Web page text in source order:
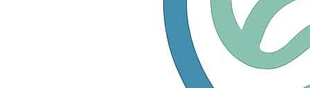
zijn van toepassing op elke bestelling die geplaatst
wordt door een bezoeker van deze e-commerce website
(‘Klant’).Deze Algemene Voorwaarden (‘Voorwaarden’)
zijn van toepassing op elke bestelling die geplaatst
wordt door een bezoeker van deze e-commerce website